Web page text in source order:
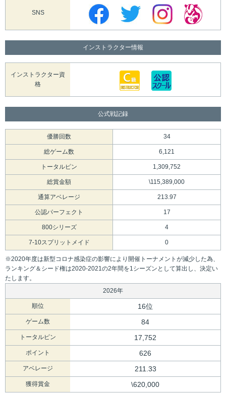
SNS
インストラクター情報
インストラクター資
格
公式戦記録
優勝回数 34
総ゲーム数 6,121
トータルピン 1,309,752
総賞金額 \115,389,000
通算アベレージ 213.97
公認パーフェクト 17
800シリーズ 4
7-10スプリットメイド 0
※2020年度は新型コロナ感染症の影響により開催トーナメントが減少した為、
ランキング＆シード権は2020-2021の2年間を1シーズンとして算出し、決定い
たします。
2026年
順位 16位
ゲーム数 84
トータルピン 17,752
ポイント 626
アベレージ 211.33
獲得賞金 \620,000